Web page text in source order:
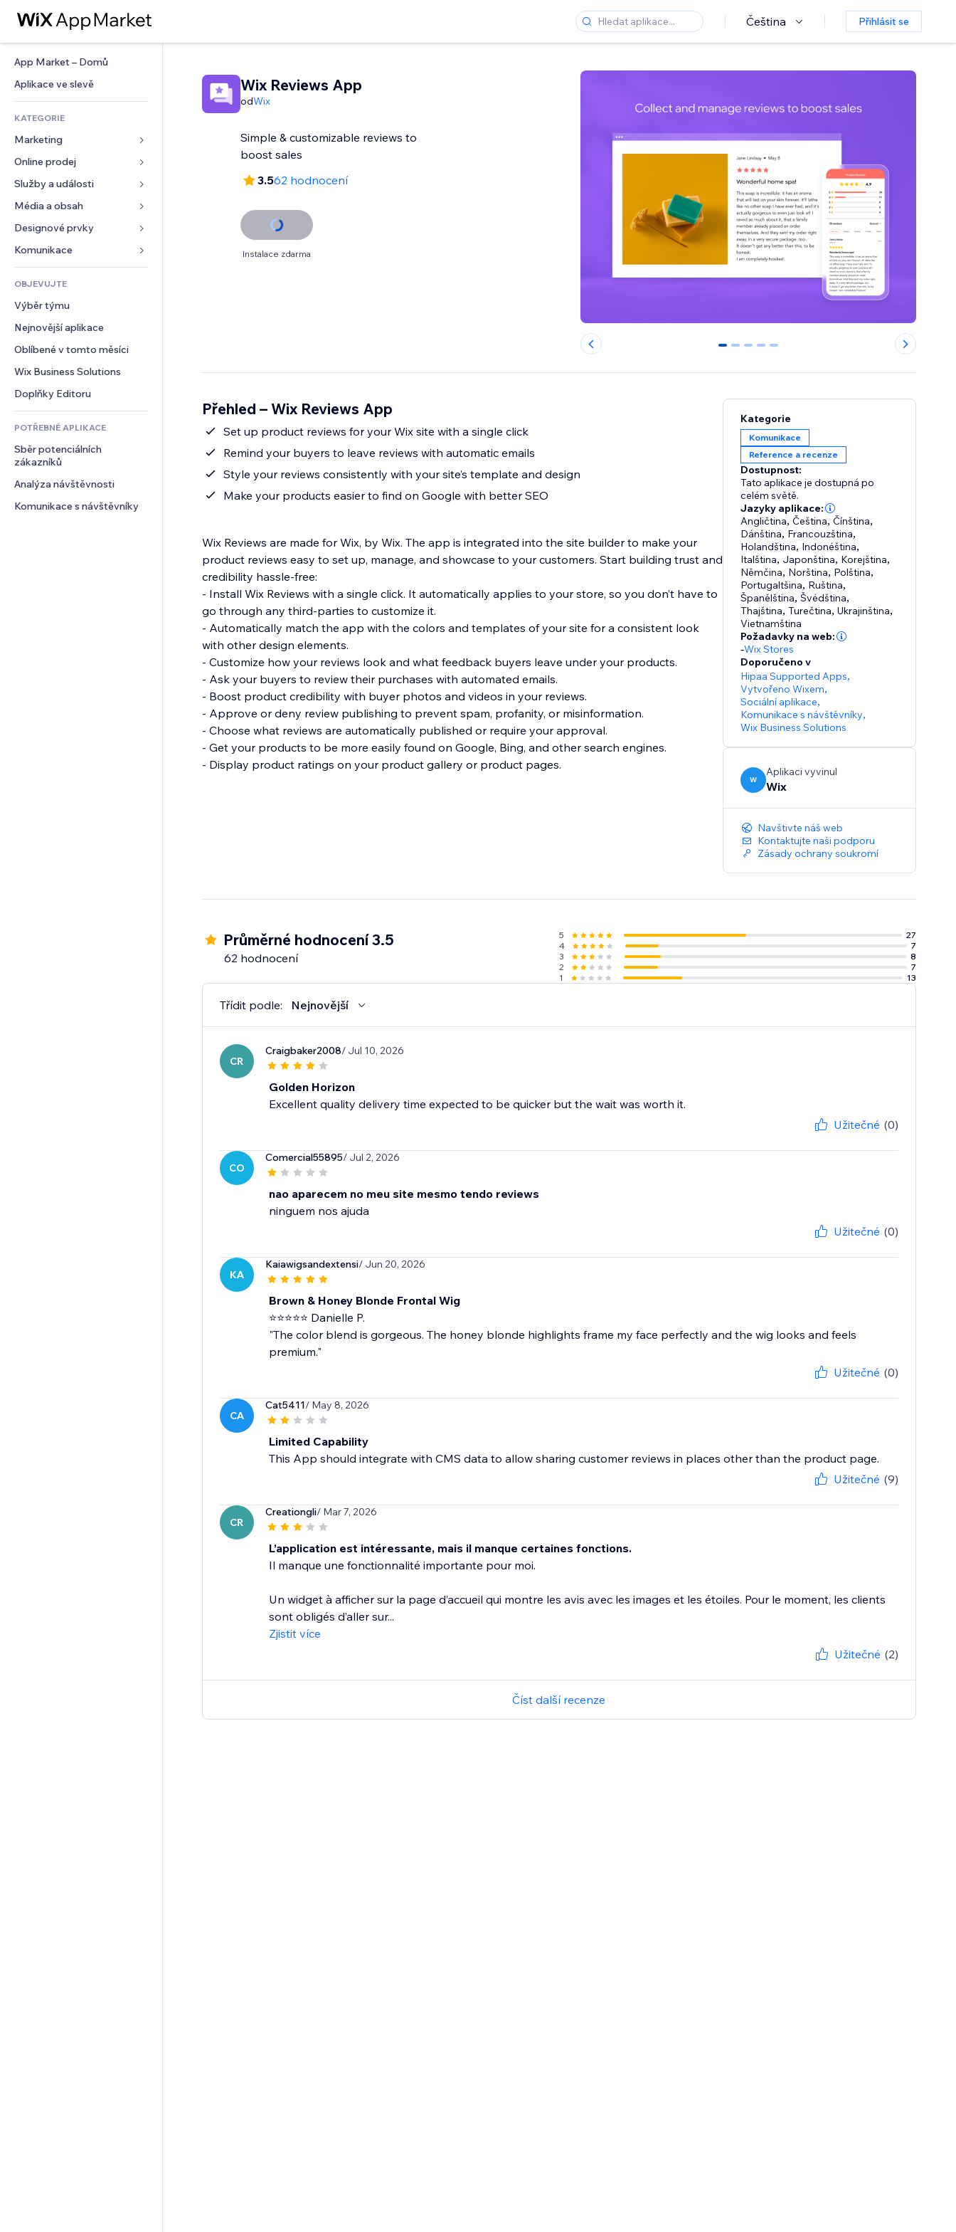
Čeština Přihlásit se
App Market – Domů
Aplikace ve slevě
KATEGORIE
Marketing
Reklamy
Mobilní zařízení
Analytika
Výpisy webu
E‑mail
Online prodej
Aplikace pro obchody
Doprava a doručení
Tlačítka pro prodej
Účetnictví
Kupóny a věrnostní programy
Skladování
Jídlo a nápoje
Služby a události
Ubytování
Události
Restaurace
Nemovitosti
Rezervace
Média a obsah
Galerie
Hudba
Podcasty
Fotografie
Video
PDF
Sdílení souborů
Novinky
Designové prvky
Mapy a navigace
Soukromí a bezpečnost
Hodiny
Šablony stránek
Efekty pro obrázky
Tlačítka a nabídky
Bannery a odznaky
Kalkulačky
Vyhledávání
Počasí
Tabulky a grafy
Formuláře
Ankety
Chat
Komentáře
Telefon
Komunita
Reference a recenze
CRM
OBJEVUJTE
Výběr týmu
Nejnovější aplikace
Oblíbené v tomto měsíci
Wix Business Solutions
Doplňky Editoru
POTŘEBNÉ APLIKACE
Sběr potenciálních
zákazníků
Analýza návštěvnosti
Komunikace s návštěvníky
Wix Reviews App
odWix
Simple & customizable reviews to
3.562 hodnocení
Instalace zdarma
0 1 2 3 4
Přehled – Wix Reviews App
Set up product reviews for your Wix site with a single click
Remind your buyers to leave reviews with automatic emails
Style your reviews consistently with your site’s template and design
Make your products easier to find on Google with better SEO
Wix Reviews are made for Wix, by Wix. The app is integrated into the site builder to make your
product reviews easy to set up, manage, and showcase to your customers. Start building trust and
credibility hassle-free:
- Install Wix Reviews with a single click. It automatically applies to your store, so you don’t have to
go through any third-parties to customize it.
- Automatically match the app with the colors and templates of your site for a consistent look
with other design elements.
- Customize how your reviews look and what feedback buyers leave under your products.
- Ask your buyers to review their purchases with automated emails.
- Boost product credibility with buyer photos and videos in your reviews.
- Approve or deny review publishing to prevent spam, profanity, or misinformation.
- Choose what reviews are automatically published or require your approval.
- Get your products to be more easily found on Google, Bing, and other search engines.
- Display product ratings on your product gallery or product pages.
Kategorie
Komunikace
Reference a recenze
Dostupnost:
Tato aplikace je dostupná po
celém světě.
Jazyky aplikace:
Angličtina,Čeština,Čínština,
Dánština, Francouzština,
Holandština, Indonéština,
Italština, Japonština, Korejština,
Němčina, Norština, Polština,
Portugaltšina, Ruština,
Španělština,Švédština,
Thajština,Turečtina,Ukrajinština,
Vietnamština
Požadavky na web:
-Wix Stores
Doporučeno v
Hipaa Supported Apps,
Vytvořeno Wixem,
Sociální aplikace,
Komunikace s návštěvníky,
Wix Business Solutions
W
Aplikaci vyvinul
Wix
Navštivte náš web
Kontaktujte naši podporu
Zásady ochrany soukromí
Průměrné hodnocení 3.5
62 hodnocení
5
27
4
7
3
8
2
7
1
13
Třídit podle: Nejnovější
CR
Craigbaker2008/ Jul 10, 2026
Golden Horizon
Excellent quality delivery time expected to be quicker but the wait was worth it.
Užitečné (0)
CO
Comercial55895/ Jul 2, 2026
nao aparecem no meu site mesmo tendo reviews
ninguem nos ajuda
Užitečné (0)
KA
Kaiawigsandextensi/ Jun 20, 2026
Brown & Honey Blonde Frontal Wig
⭐⭐⭐⭐⭐ Danielle P.
"The color blend is gorgeous. The honey blonde highlights frame my face perfectly and the wig looks and feels
premium."
Užitečné (0)
CA
Cat5411/ May 8, 2026
Limited Capability
This App should integrate with CMS data to allow sharing customer reviews in places other than the product page.
Užitečné (9)
CR
Creationgli/ Mar 7, 2026
L’application est intéressante, mais il manque certaines fonctions.
Il manque une fonctionnalité importante pour moi.
Un widget à afficher sur la page d’accueil qui montre les avis avec les images et les étoiles. Pour le moment, les clients
sont obligés d’aller sur...
Zjistit více
Užitečné (2)
Číst další recenze